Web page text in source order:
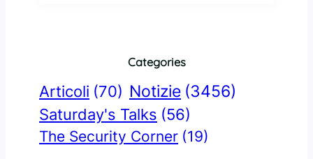
Categories
Articoli (70) Notizie (3456)
Saturday's Talks (56)
The Security Corner (19)